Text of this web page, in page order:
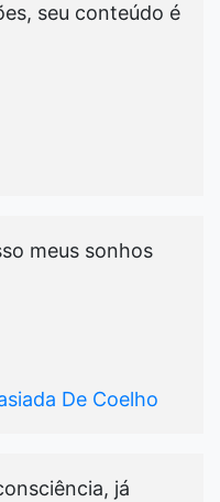
seu conteúdo é
meus sonhos
De Coelho
já